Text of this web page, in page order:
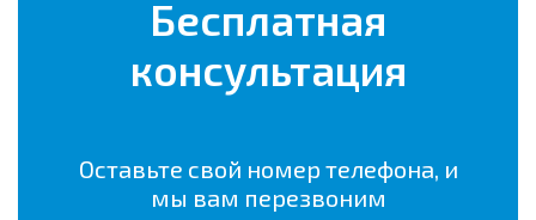
Бесплатная
консультация
Оставьте свой номер телефона, и
мы вам перезвоним